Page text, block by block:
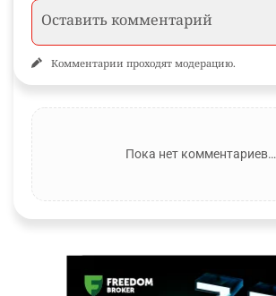
Комментарии проходят модерацию.
Пока нет комментариев…